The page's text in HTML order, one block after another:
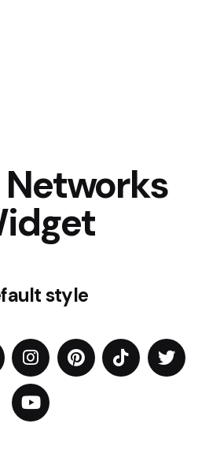
style